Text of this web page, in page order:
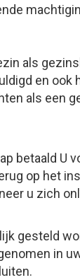
als
en
als een
betaald U
op het
u zich
gesteld
in